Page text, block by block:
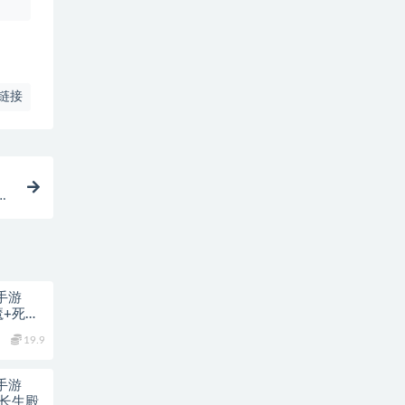
接
游
死亡
19.9
游
生殿